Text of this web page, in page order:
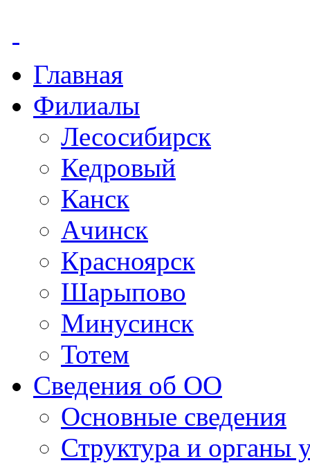
Главная
Филиалы
Лесосибирск
Кедровый
Канск
Ачинск
Красноярск
Шарыпово
Минусинск
Тотем
Сведения об ОО
Основные сведения
Структура и органы